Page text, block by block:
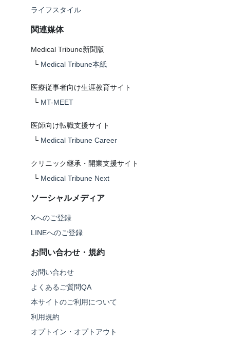
ライフスタイル
関連媒体
Medical Tribune新聞版
└ Medical Tribune本紙
医療従事者向け生涯教育サイト
└ MT-MEET
医師向け転職支援サイト
└ Medical Tribune Career
クリニック継承・開業支援サイト
└ Medical Tribune Next
ソーシャルメディア
Xへのご登録
LINEへのご登録
お問い合わせ・規約
お問い合わせ
よくあるご質問QA
本サイトのご利用について
利用規約
オプトイン・オプトアウト